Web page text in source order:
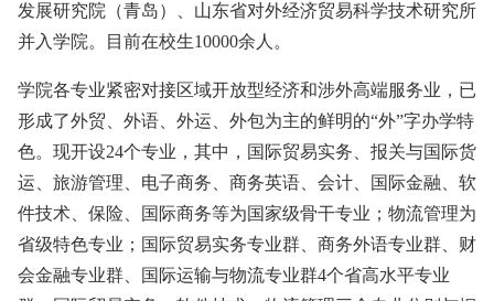
发展研究院（青岛）、山东省对外经济贸易科学技术研究所
并入学院。目前在校生10000余人。
学院各专业紧密对接区域开放型经济和涉外高端服务业，已
形成了外贸、外语、外运、外包为主的鲜明的“外”字办学特
色。现开设24个专业，其中，国际贸易实务、报关与国际货
运、旅游管理、电子商务、商务英语、会计、国际金融、软
件技术、保险、国际商务等为国家级骨干专业；物流管理为
省级特色专业；国际贸易实务专业群、商务外语专业群、财
会金融专业群、国际运输与物流专业群4个省高水平专业